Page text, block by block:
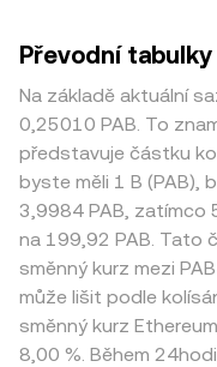
Převodní tabulky
Na základě aktuální
0,25010 PAB. To
představuje částku
byste měli 1 B (PAB),
3,9984 PAB, zatímco
na 199,92 PAB. Tato
směnný kurz mezi
může lišit podle
směnný kurz
8,00 %. Během